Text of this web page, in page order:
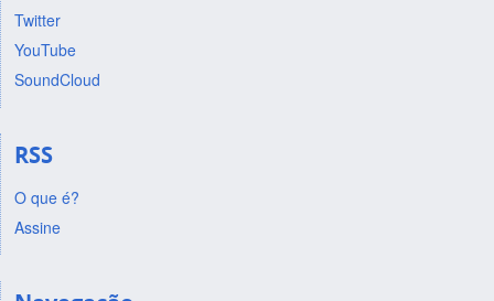
Twitter
YouTube
SoundCloud
RSS
O que é?
Assine